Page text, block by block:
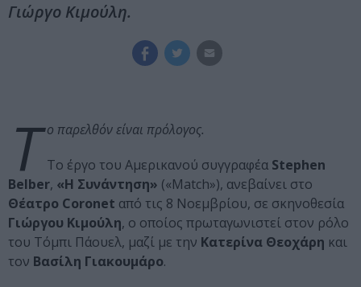
Γιώργο Κιμούλη.
Τ ο παρελθόν είναι πρόλογος.
Το έργο του Αμερικανού συγγραφέα Stephen
Belber, «Η Συνάντηση» («Match»), ανεβαίνει στο
Θέατρο Coronet από τις 8 Νοεμβρίου, σε σκηνοθεσία
Γιώργου Κιμούλη, ο οποίος πρωταγωνιστεί στον ρόλο
του Τόμπι Πάουελ, μαζί με την Κατερίνα Θεοχάρη και
τον Βασίλη Γιακουμάρο.